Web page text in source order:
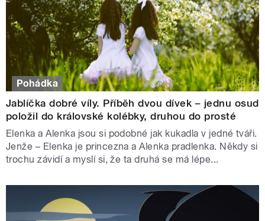
Pohádka
Jablíčka dobré víly. Příběh dvou dívek – jednu osud
položil do královské kolébky, druhou do prosté
Elenka a Alenka jsou si podobné jak kukadla v jedné tváři.
Jenže – Elenka je princezna a Alenka pradlenka. Někdy si
trochu závidí a myslí si, že ta druhá se má lépe...